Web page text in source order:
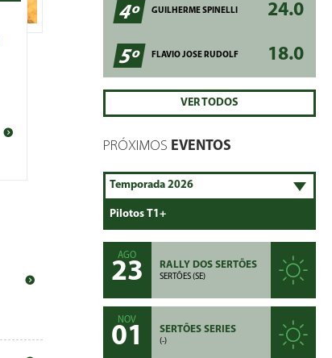
4º GUILHERME SPINELLI 24.0
5º FLAVIO JOSE RUDOLF 18.0
VER TODOS
PRÓXIMOS EVENTOS
AGO
23 RALLY DOS SERTÕES
SERTÕES (SE)
NOV
01 SERTÕES SERIES
(-)